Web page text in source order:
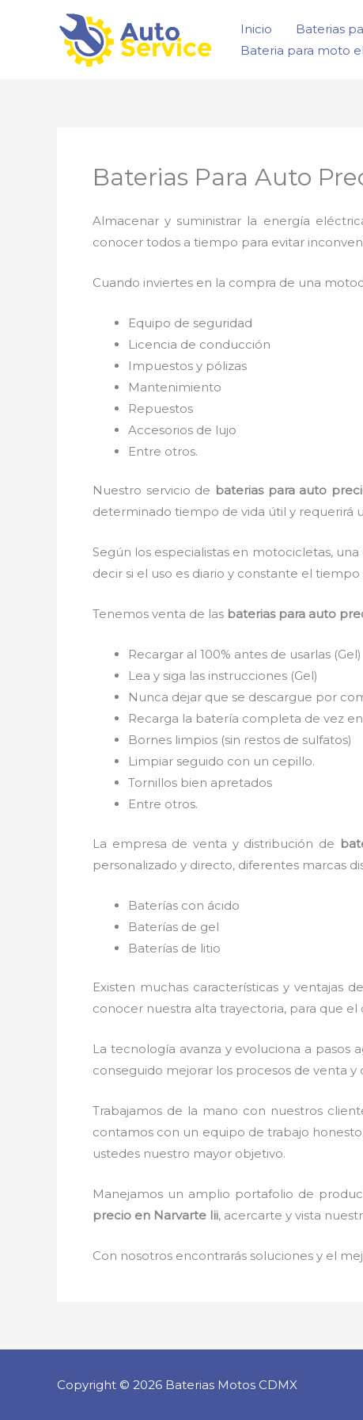
Inicio Baterias
Bateria para moto
Baterias Para Auto
Almacenar y suministrar la energía
conocer todos a tiempo para evitar
Cuando inviertes en la compra de una
Equipo de seguridad
Licencia de conducción
Impuestos y pólizas
Mantenimiento
Repuestos
Accesorios de lujo
Entre otros.
Nuestro servicio de baterias para auto
determinado tiempo de vida útil y requerirá
Según los especialistas en motocicletas,
decir si el uso es diario y constante el
Tenemos venta de las baterias para auto
Recargar al 100% antes de usarlas (Gel)
Lea y siga las instrucciones (Gel)
Nunca dejar que se descargue por
Recarga la batería completa de vez
Bornes limpios (sin restos de sulfatos)
Limpiar seguido con un cepillo.
Tornillos bien apretados
Entre otros.
La empresa de venta y distribución de
personalizado y directo, diferentes marcas
Baterías con ácido
Baterías de gel
Baterías de litio
Existen muchas características y ventajas de
conocer nuestra alta trayectoria, para que
La tecnología avanza y evoluciona a pasos
conseguido mejorar los procesos de venta
Trabajamos de la mano con nuestros
contamos con un equipo de trabajo
ustedes nuestro mayor objetivo.
Manejamos un amplio portafolio de
precio en Narvarte Iii, acercarte y vista
Con nosotros encontrarás soluciones y el
Copyright © 2026 Baterias Motos CDMX